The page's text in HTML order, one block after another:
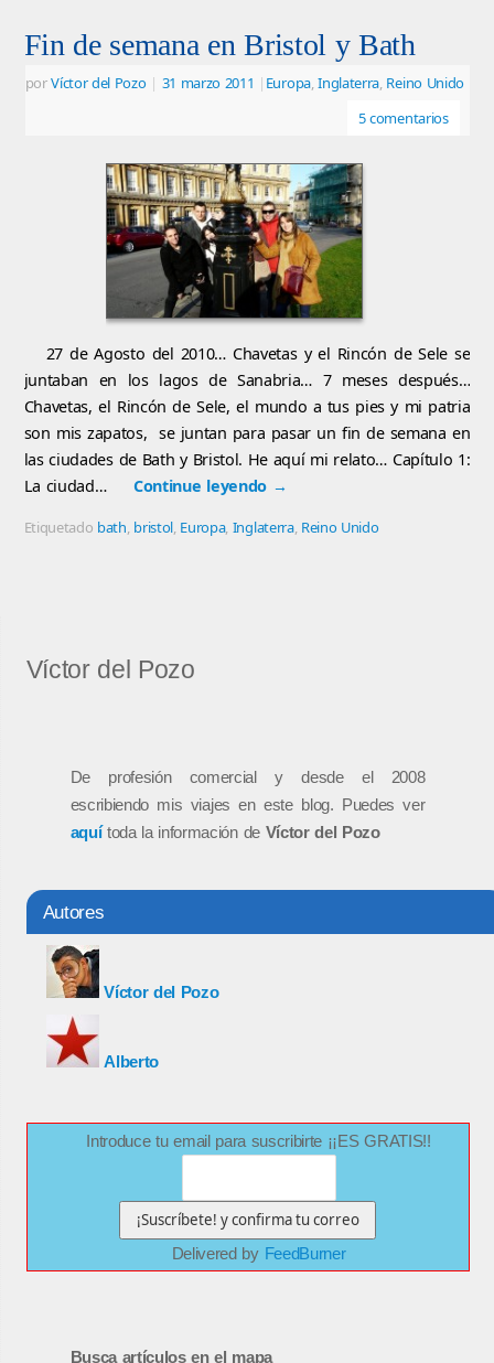
Fin de semana en Bristol y Bath
porVíctor del Pozo | 31 marzo 2011 | Europa,Inglaterra, Reino Unido
5 comentarios
27 de Agosto del 2010… Chavetas y el Rincón de Sele se
juntaban en los lagos de Sanabria… 7 meses después…
Chavetas, el Rincón de Sele, el mundo a tus pies y mi patria
son mis zapatos, se juntan para pasar un fin de semana en
las ciudades de Bath y Bristol. He aquí mi relato… Capítulo 1:
La ciudad…
Continue leyendo →
Etiquetado bath, bristol, Europa, Inglaterra, Reino Unido
Víctor del Pozo
De profesión comercial y desde el 2008
escribiendo mis viajes en este blog. Puedes ver
aquítoda la información de Víctor del Pozo
Autores
Víctor del Pozo
Alberto
Introduce tu email para suscribirte ¡¡ES GRATIS!!
Delivered by FeedBurner
Busca artículos en el mapa